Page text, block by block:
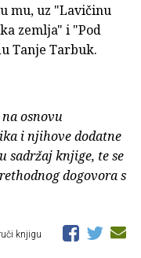
mu, uz "Lavičinu
zemlja" i "Pod
Tanje Tarbuk.
osnovu
i njihove dodatne
sadržaj knjige, te se
dogovora s
knjigu